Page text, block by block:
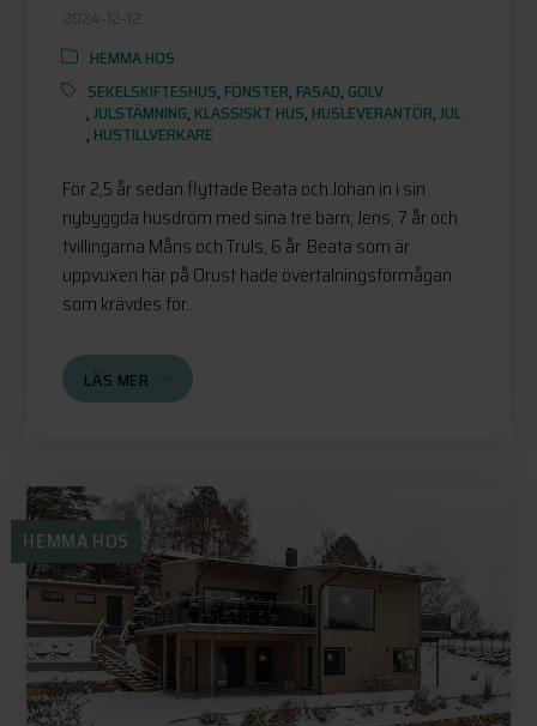
2024-12-12
HEMMA HOS
SEKELSKIFTESHUS, FÖNSTER, FASAD, GOLV
,JULSTÄMNING, KLASSISKT HUS, HUSLEVERANTÖR,JUL
, HUSTILLVERKARE
För 2,5 år sedan flyttade Beata och Johan in i sin
nybyggda husdröm med sina tre barn; Jens, 7 år och
tvillingarna Måns och Truls, 6 år. Beata som är
uppvuxen här på Orust hade övertalningsförmågan
som krävdes för...
LÄS MER
HEMMA HOS